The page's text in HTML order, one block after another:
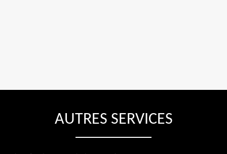
AUTRES SERVICES